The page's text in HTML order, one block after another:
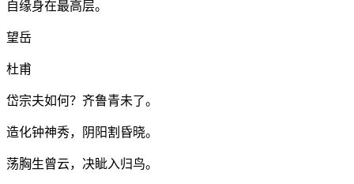
自缘身在最高层。
望岳
杜甫
岱宗夫如何？齐鲁青未了。
造化钟神秀，阴阳割昏晓。
荡胸生曾云，决眦入归鸟。